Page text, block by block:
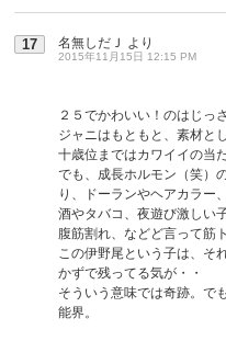
17 名無しだＪ より
2015年11月15日 12:15 PM
２５でかわいい！のはじっ
ジャニはもともと、素材と
十歳位まではカワイイの当た
でも、成長ホルモン（笑）
り、ドーランやヘアカラー
酒やタバコ、夜遊び激しい
腹筋割れ、などど言って筋
この伊野尾という子は、そ
かずで残ってる気が・・
そういう意味では奇跡。で
能界。